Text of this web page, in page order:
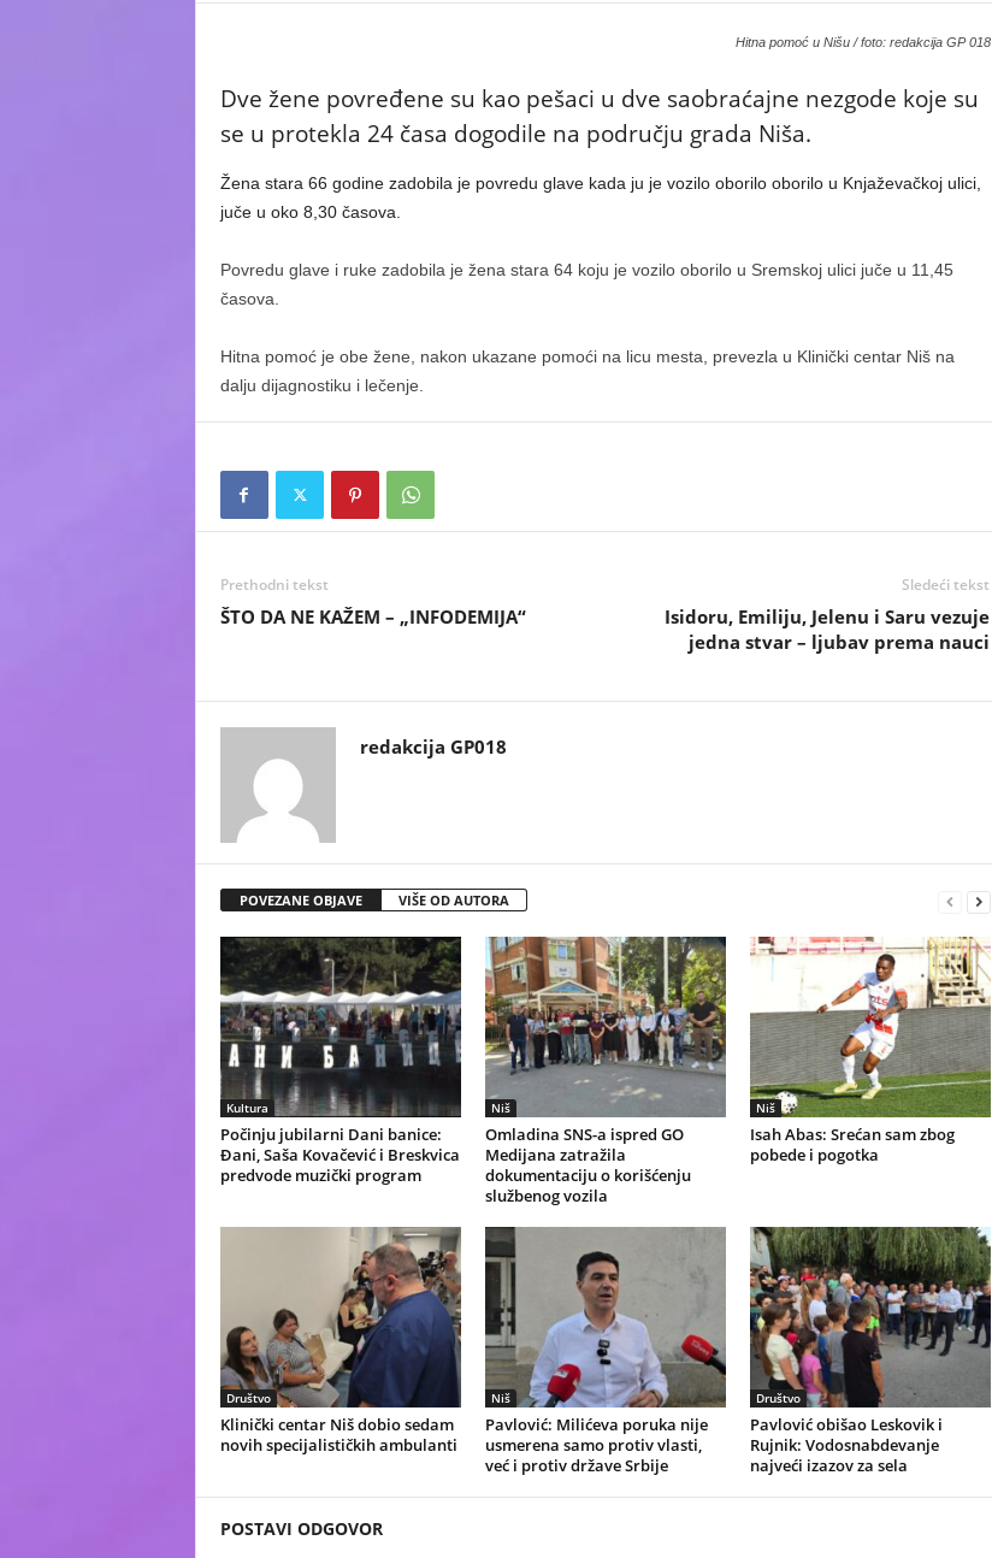
Hitna pomoć u Nišu / foto: redakcija GP 018
Dve žene povređene su kao pešaci u dve saobraćajne nezgode koje su
se u protekla 24 časa dogodile na području grada Niša.
Žena stara 66 godine zadobila je povredu glave kada ju je vozilo oborilo oborilo u Knjaževačkoj ulici,
juče u oko 8,30 časova.
Povredu glave i ruke zadobila je žena stara 64 koju je vozilo oborilo u Sremskoj ulici juče u 11,45
časova.
Hitna pomoć je obe žene, nakon ukazane pomoći na licu mesta, prevezla u Klinički centar Niš na
dalju dijagnostiku i lečenje.
Prethodni tekst
ŠTO DA NE KAŽEM – „INFODEMIJA“
Sledeći tekst
Isidoru, Emiliju, Jelenu i Saru vezuje
jedna stvar – ljubav prema nauci
redakcija GP018
POVEZANE OBJAVE VIŠE OD AUTORA
Kultura
Počinju jubilarni Dani banice:
Đani, Saša Kovačević i Breskvica
predvode muzički program
Niš
Omladina SNS-a ispred GO
Medijana zatražila
dokumentaciju o korišćenju
službenog vozila
Niš
Isah Abas: Srećan sam zbog
pobede i pogotka
Društvo
Klinički centar Niš dobio sedam
novih specijalističkih ambulanti
Niš
Pavlović: Milićeva poruka nije
usmerena samo protiv vlasti,
već i protiv države Srbije
Društvo
Pavlović obišao Leskovik i
Rujnik: Vodosnabdevanje
najveći izazov za sela
POSTAVI ODGOVOR